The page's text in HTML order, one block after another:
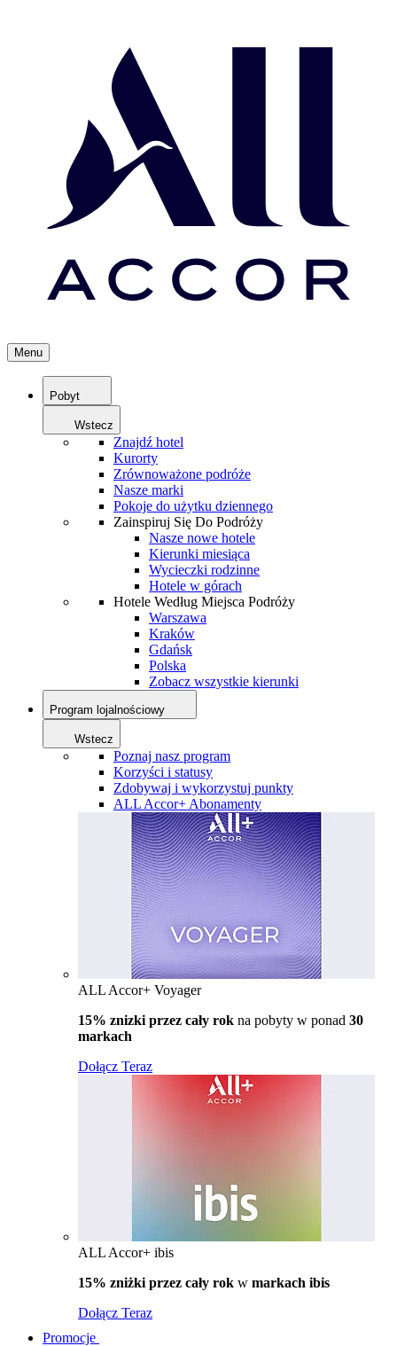
Menu
Pobyt
Wstecz
Znajdź hotel
Kurorty
Zrównoważone podróże
Nasze marki
Pokoje do użytku dziennego
Zainspiruj Się Do Podróży
Nasze nowe hotele
Kierunki miesiąca
Wycieczki rodzinne
Hotele w górach
Hotele Według Miejsca Podróży
Warszawa
Kraków
Gdańsk
Polska
Zobacz wszystkie kierunki
Program lojalnościowy
Wstecz
Poznaj nasz program
Korzyści i statusy
Zdobywaj i wykorzystuj punkty
ALL Accor+ Abonamenty
ALL Accor+ Voyager
15% znizki przez cały rok na pobyty w ponad 30
markach
Dołącz Teraz
ALL Accor+ ibis
15% zniżki przez cały rok w markach ibis
Dołącz Teraz
Promocje